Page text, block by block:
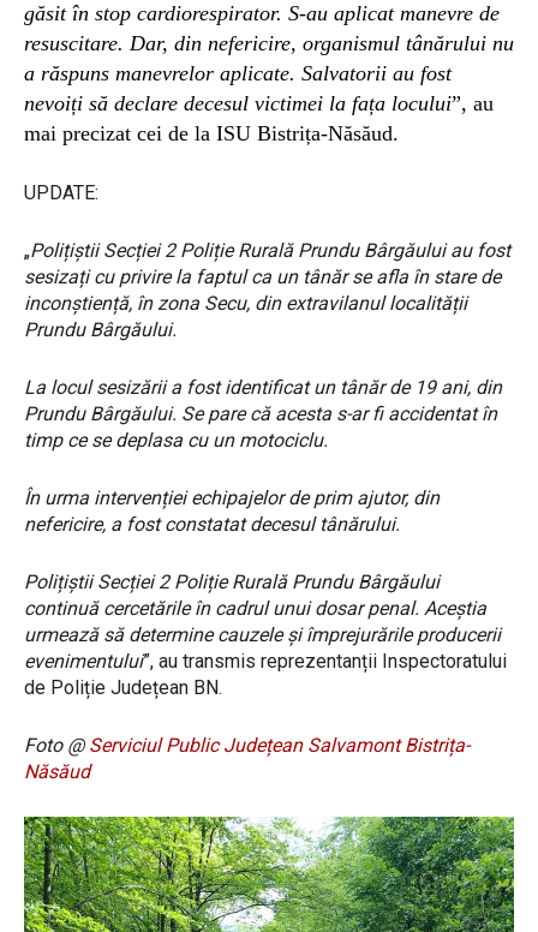
găsit în stop cardiorespirator. S-au aplicat manevre de
resuscitare. Dar, din nefericire, organismul tânărului nu
a răspuns manevrelor aplicate. Salvatorii au fost
nevoiți să declare decesul victimei la fața locului”, au
mai precizat cei de la ISU Bistrița-Năsăud.
UPDATE:
„Polițiștii Secției 2 Poliție Rurală Prundu Bârgăului au fost
sesizați cu privire la faptul ca un tânăr se afla în stare de
inconștiență, în zona Secu, din extravilanul localității
Prundu Bârgăului.
La locul sesizării a fost identificat un tânăr de 19 ani, din
Prundu Bârgăului. Se pare că acesta s-ar fi accidentat în
timp ce se deplasa cu un motociclu.
În urma intervenției echipajelor de prim ajutor, din
nefericire, a fost constatat decesul tânărului.
Polițiștii Secției 2 Poliție Rurală Prundu Bârgăului
continuă cercetările în cadrul unui dosar penal. Aceștia
urmează să determine cauzele și împrejurările producerii
evenimentului”, au transmis reprezentanții Inspectoratului
de Poliție Județean BN.
Foto @ Serviciul Public Județean Salvamont Bistrița-
Năsăud